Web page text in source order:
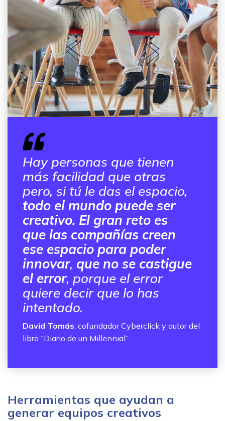
Hay personas que tienen
más facilidad que otras
pero, si tú le das el espacio,
todo el mundo puede ser
creativo. El gran reto es
que las compañías creen
ese espacio para poder
innovar, que no se castigue
el error, porque el error
quiere decir que lo has
intentado.
David Tomás, cofundador Cyberclick y autor del
libro “Diario de un Millennial”.
Herramientas que ayudan a
generar equipos creativos